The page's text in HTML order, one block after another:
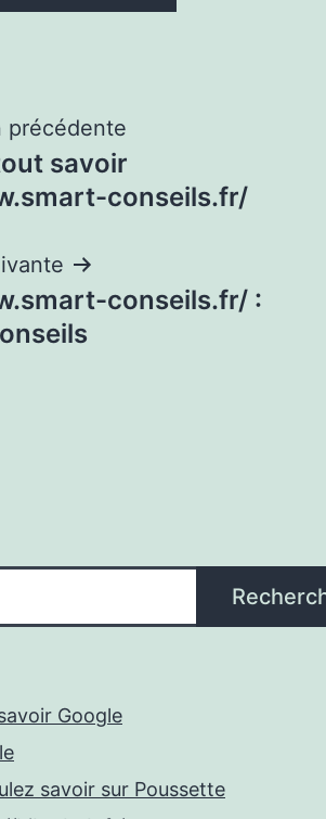
précédente
savoir
conseils.fr/
conseils.fr/ :
Google
savoir sur Poussette